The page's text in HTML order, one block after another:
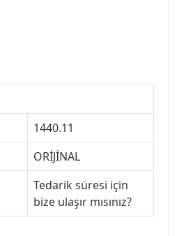
1440.11
ORİJİNAL
Tedarik süresi için
bize ulaşır mısınız?